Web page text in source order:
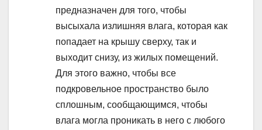
предназначен для того, чтобы
высыхала излишняя влага, которая как
попадает на крышу сверху, так и
выходит снизу, из жилых помещений.
Для этого важно, чтобы все
подкровельное пространство было
сплошным, сообщающимся, чтобы
влага могла проникать в него с любого